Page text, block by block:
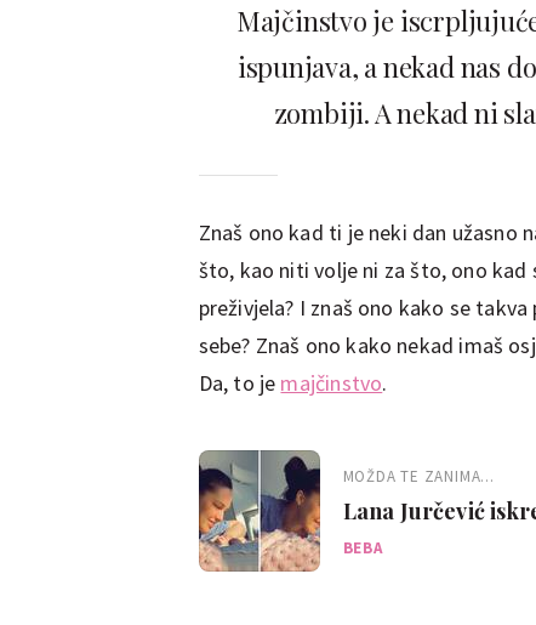
Majčinstvo je
ispunjava, a nekad nas
zombiji. A nekad ni
Znaš ono kad ti je neki dan užasno
što, kao niti volje ni za što, ono kad
preživjela? I znaš ono kako se
sebe? Znaš ono kako nekad imaš
Da, to je majčinstvo.
MOŽDA TE ZANIMA...
Lana Jurčević
možda sam
BEBA